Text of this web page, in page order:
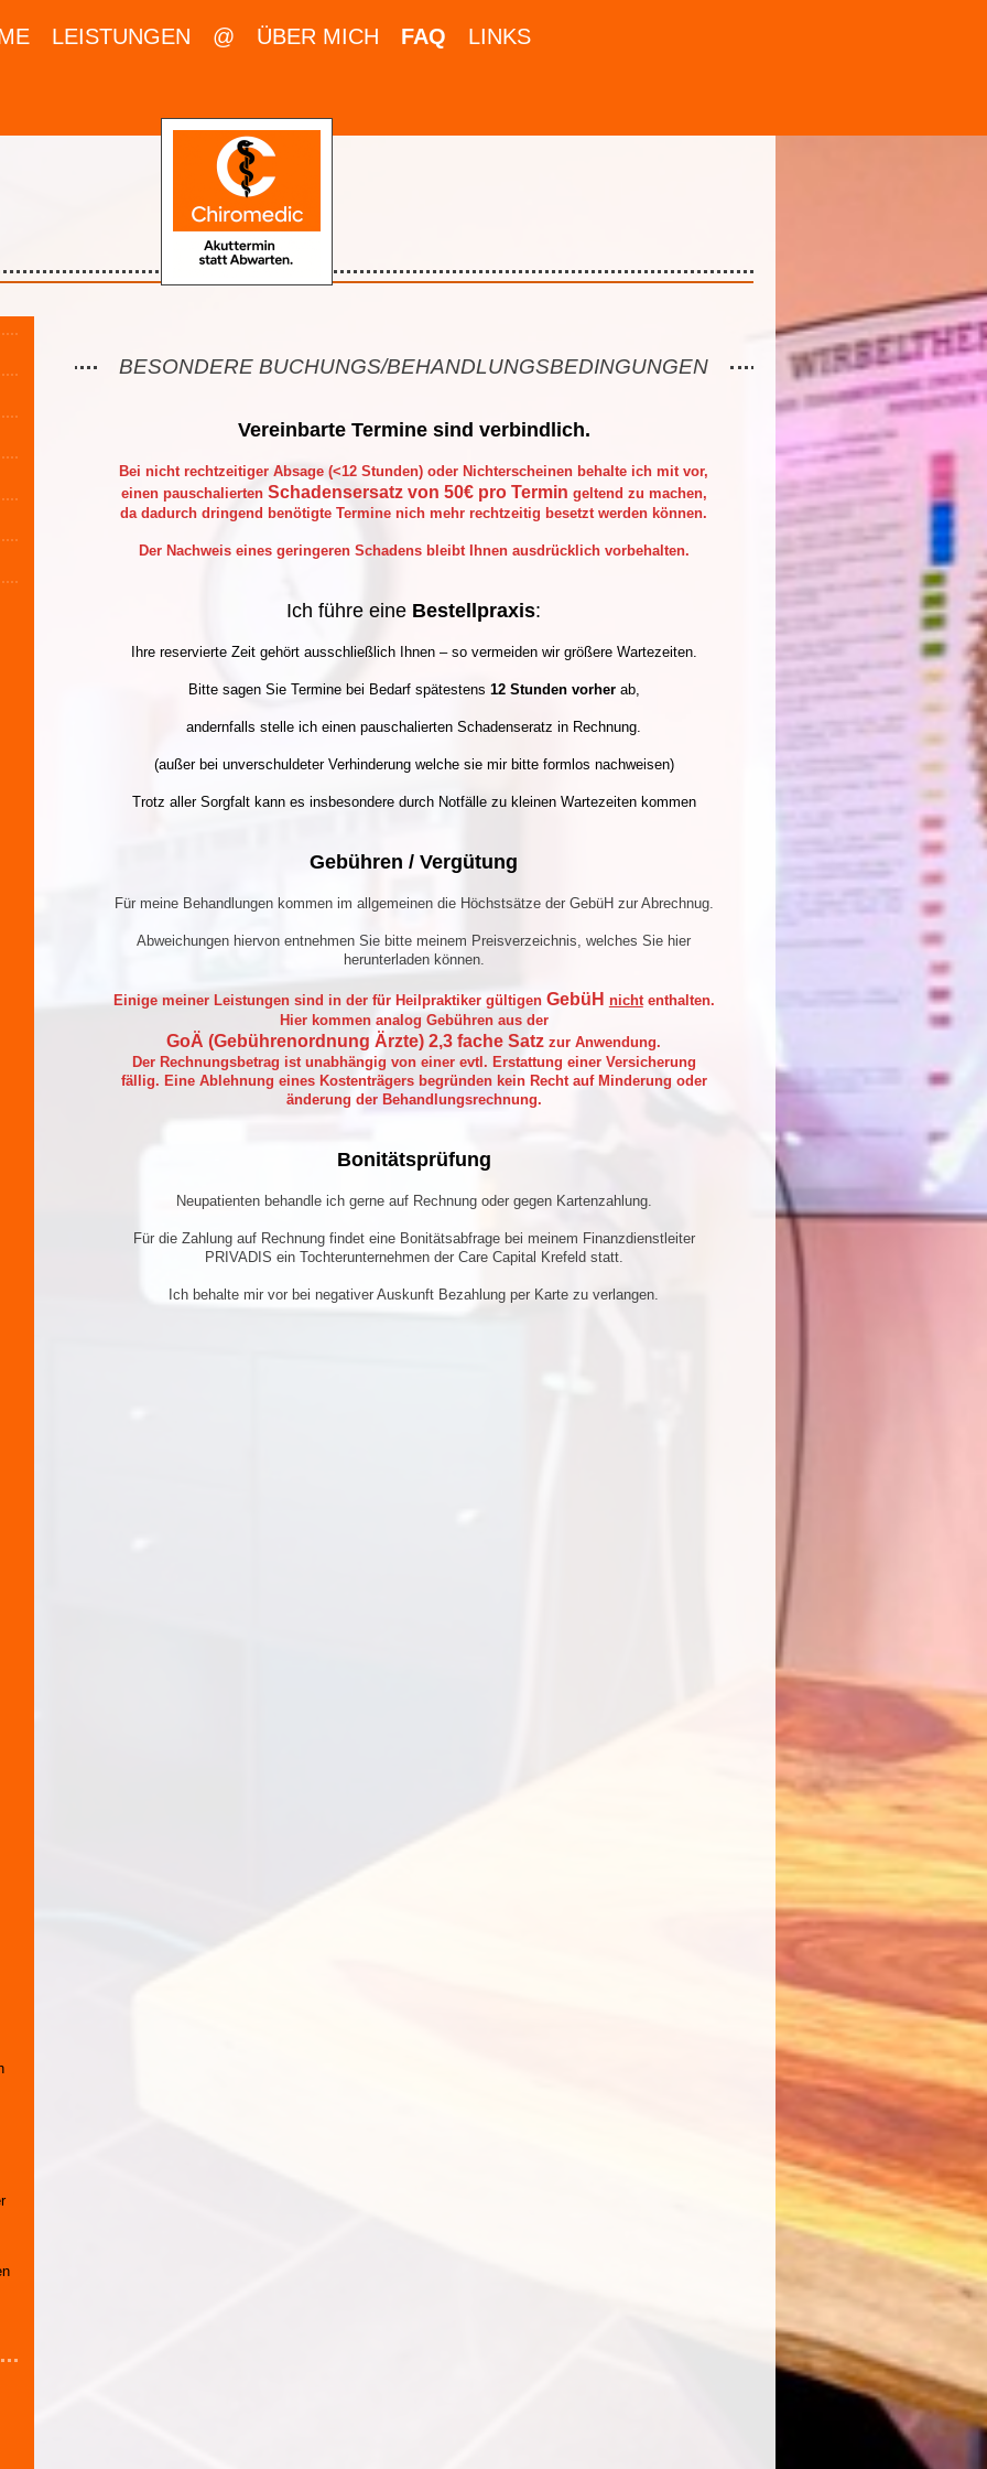
LEISTUNGEN @ ÜBER MICH FAQ LINKS
BESONDERE BUCHUNGS/BEHANDLUNGSBEDINGUNGEN
Vereinbarte Termine sind verbindlich.
Bei nicht rechtzeitiger Absage (<12 Stunden) oder Nichterscheinen behalte ich mit vor,
einen pauschalierten Schadensersatz von 50€ pro Termin geltend zu machen,
da dadurch dringend benötigte Termine nich mehr rechtzeitig besetzt werden können.
Der Nachweis eines geringeren Schadens bleibt Ihnen ausdrücklich vorbehalten.
Ich führe eine Bestellpraxis:
Ihre reservierte Zeit gehört ausschließlich Ihnen – so vermeiden wir größere Wartezeiten.
Bitte sagen Sie Termine bei Bedarf spätestens 12 Stunden vorherab,
andernfalls stelle ich einen pauschalierten Schadenseratz in Rechnung.
(außer bei unverschuldeter Verhinderung welche sie mir bitte formlos nachweisen)
Trotz aller Sorgfalt kann es insbesondere durch Notfälle zu kleinen Wartezeiten kommen
Gebühren / Vergütung
Für meine Behandlungen kommen im allgemeinen die Höchstsätze der GebüH zur Abrechnug.
Abweichungen hiervon entnehmen Sie bitte meinem Preisverzeichnis, welches Sie hier
herunterladen können.
Einige meiner Leistungen sind in der für Heilpraktiker gültigen GebüH nichtenthalten.
Hier kommen analog Gebühren aus der
GoÄ (Gebührenordnung Ärzte) 2,3 fache Satz zur Anwendung.
Der Rechnungsbetrag ist unabhängig von einer evtl. Erstattung einer Versicherung
fällig. Eine Ablehnung eines Kostenträgers begründen kein Recht auf Minderung oder
änderung der Behandlungsrechnung.
Bonitätsprüfung
Neupatienten behandle ich gerne auf Rechnung oder gegen Kartenzahlung.
Für die Zahlung auf Rechnung findet eine Bonitätsabfrage bei meinem Finanzdienstleiter
PRIVADIS ein Tochterunternehmen der Care Capital Krefeld statt.
Ich behalte mir vor bei negativer Auskunft Bezahlung per Karte zu verlangen.